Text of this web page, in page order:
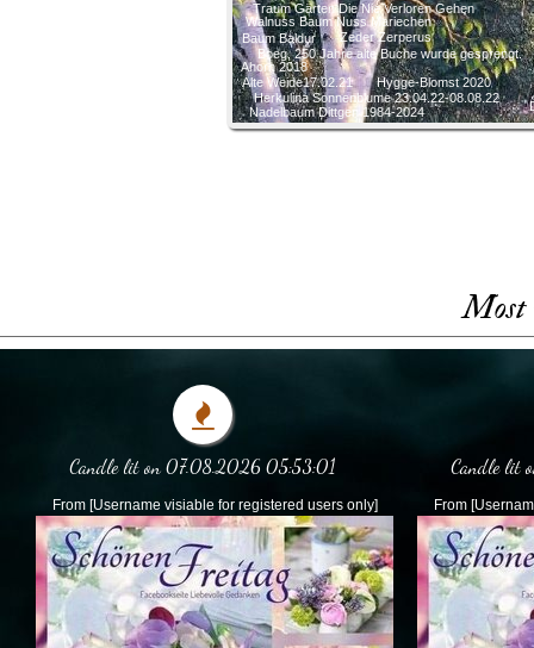
Boeg, 250 Jahre alte Buche wurde gesprengt.
Walnuss Baum Nuss Mariechen
Baum Baldur
Traum Gärten Die Nie Verloren Gehen
Ahorn 2018
Hygge-Blomst 2020
Herkulina Sonnenblume 23.04.22-08.08.22
Alte Weide17.02.21
Zeder Zerperus
Nadelbaum Dittgen 1984-2024
Most
Candle lit on 07.08.2026 05:53:01
From [Username visiable for registered users only]
Candle lit
From